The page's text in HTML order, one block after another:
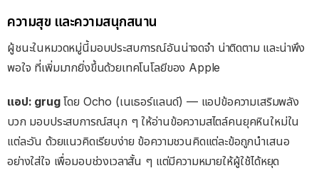
ความสุข และความสนุกสนาน
ผู้ชนะในหมวดหมู่นี้มอบประสบการณ์อันน่าจดจำ น่าติดตาม และน่าพึง
พอใจ ที่เพิ่มมากยิ่งขึ้นด้วยเทคโนโลยีของ Apple
แอป: grugโดย Ocho (เนเธอร์แลนด์) — แอปข้อความเสริมพลัง
บวก มอบประสบการณ์สนุก ๆ ให้อ่านข้อความสไตล์คนยุคหินใหม่ใน
แต่ละวัน ด้วยแนวคิดเรียบง่าย ข้อความชวนคิดแต่ละข้อถูกนำเสนอ
อย่างใส่ใจ เพื่อมอบช่วงเวลาสั้น ๆ แต่มีความหมายให้ผู้ใช้ได้หยุด